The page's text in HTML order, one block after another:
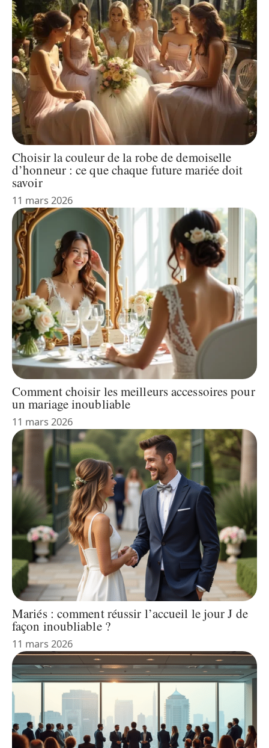
Choisir la couleur de la robe de demoiselle
d’honneur : ce que chaque future mariée doit
savoir
11 mars 2026
Comment choisir les meilleurs accessoires pour
un mariage inoubliable
11 mars 2026
Mariés : comment réussir l’accueil le jour J de
façon inoubliable ?
11 mars 2026